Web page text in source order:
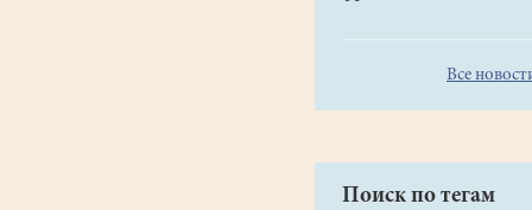
Все
Поиск по тегам